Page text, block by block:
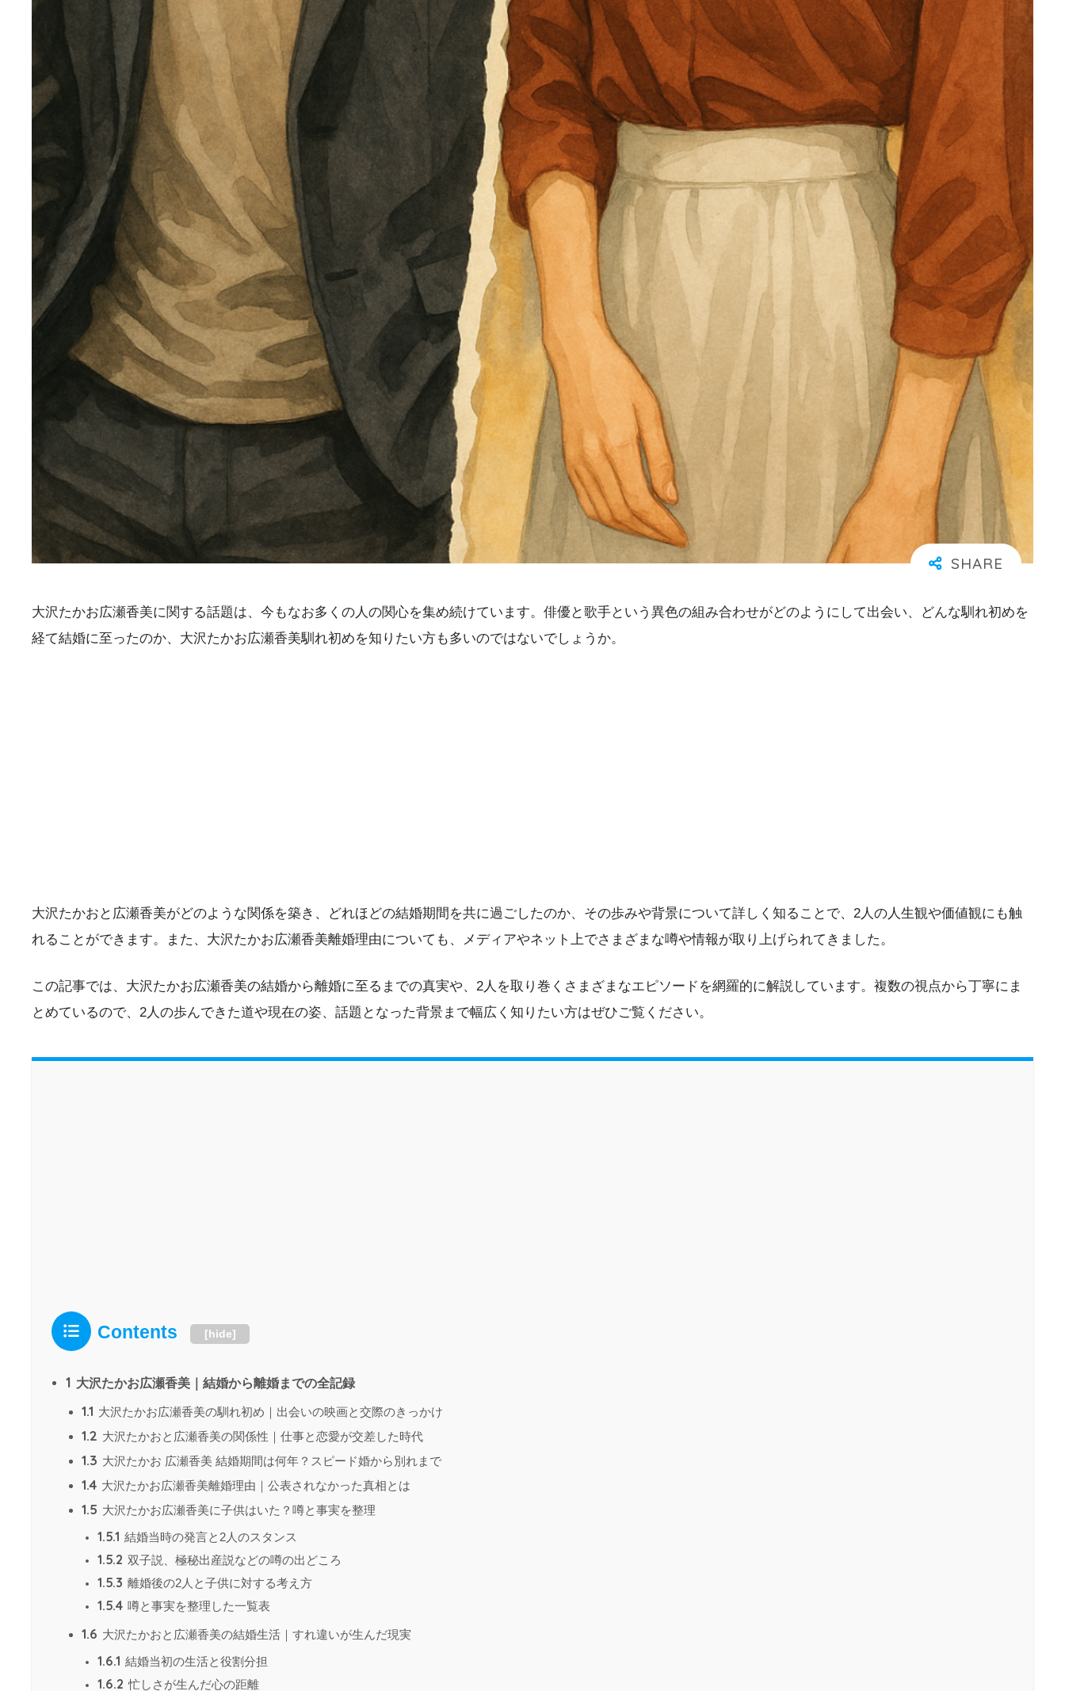
大沢たかお広瀬香美に関する話題は、今もなお多くの人の関心を集め続けています。俳優と歌手という異色の組み合わせがどのようにして出会い、どんな馴れ初めを
経て結婚に至ったのか、大沢たかお広瀬香美馴れ初めを知りたい方も多いのではないでしょうか。
大沢たかおと広瀬香美がどのような関係を築き、どれほどの結婚期間を共に過ごしたのか、その歩みや背景について詳しく知ることで、2人の人生観や価値観にも触
れることができます。また、大沢たかお広瀬香美離婚理由についても、メディアやネット上でさまざまな噂や情報が取り上げられてきました。
この記事では、大沢たかお広瀬香美の結婚から離婚に至るまでの真実や、2人を取り巻くさまざまなエピソードを網羅的に解説しています。複数の視点から丁寧にま
とめているので、2人の歩んできた道や現在の姿、話題となった背景まで幅広く知りたい方はぜひご覧ください。
Contents [hide]
1 大沢たかお広瀬香美｜結婚から離婚までの全記録
1.1 大沢たかお広瀬香美の馴れ初め｜出会いの映画と交際のきっかけ
1.2 大沢たかおと広瀬香美の関係性｜仕事と恋愛が交差した時代
1.3 大沢たかお 広瀬香美 結婚期間は何年？スピード婚から別れまで
1.4 大沢たかお広瀬香美離婚理由｜公表されなかった真相とは
1.5 大沢たかお広瀬香美に子供はいた？噂と事実を整理
1.5.1 結婚当時の発言と2人のスタンス
1.5.2 双子説、極秘出産説などの噂の出どころ
1.5.3 離婚後の2人と子供に対する考え方
1.5.4 噂と事実を整理した一覧表
1.6 大沢たかおと広瀬香美の結婚生活｜すれ違いが生んだ現実
1.6.1 結婚当初の生活と役割分担
1.6.2 忙しさが生んだ心の距離